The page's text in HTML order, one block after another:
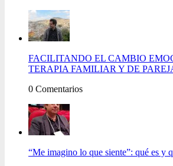
FACILITANDO EL CAMBIO
TERAPIA FAMILIAR Y DE
0 Comentarios
“Me imagino lo que siente”: qué es y